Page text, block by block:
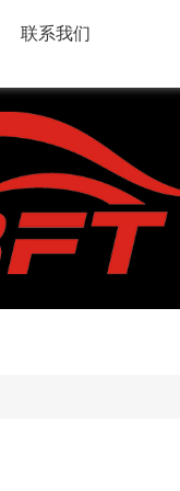
联系我们